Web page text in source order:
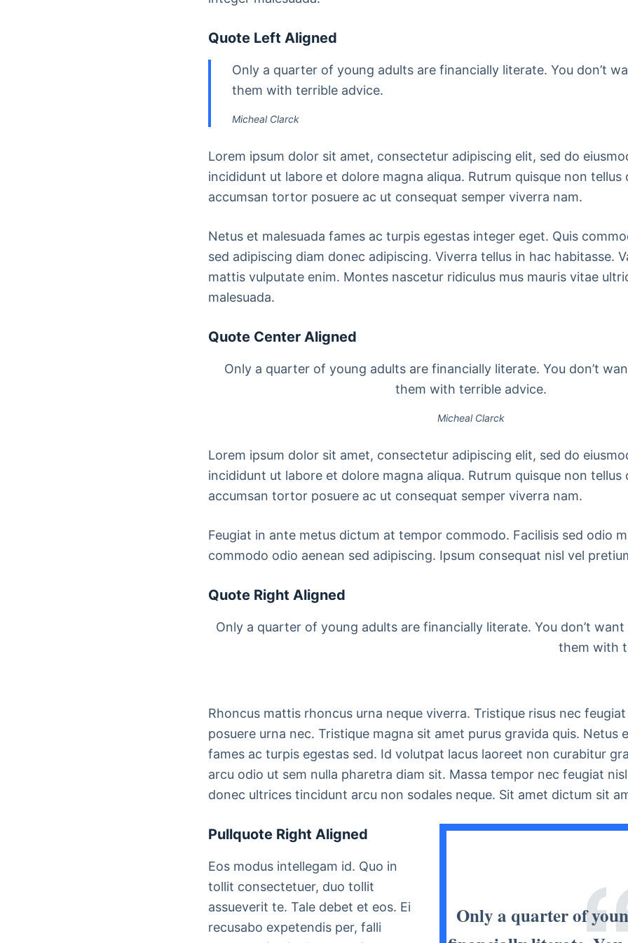
Quote Left Aligned
Only a quarter of young adults are financially literate. You don’t
them with terrible advice.
Micheal Clarck
Lorem ipsum dolor sit amet, consectetur adipiscing elit, sed do
incididunt ut labore et dolore magna aliqua. Rutrum quisque non tellus
accumsan tortor posuere ac ut consequat semper viverra nam.
Netus et malesuada fames ac turpis egestas integer eget. Quis
sed adipiscing diam donec adipiscing. Viverra tellus in hac habitasse.
mattis vulputate enim. Montes nascetur ridiculus mus mauris vitae
malesuada.
Quote Center Aligned
Only a quarter of young adults are financially literate. You don’t
them with terrible advice.
Micheal Clarck
Lorem ipsum dolor sit amet, consectetur adipiscing elit, sed do
incididunt ut labore et dolore magna aliqua. Rutrum quisque non tellus
accumsan tortor posuere ac ut consequat semper viverra nam.
Feugiat in ante metus dictum at tempor commodo. Facilisis sed odio
commodo odio aenean sed adipiscing. Ipsum consequat nisl vel
Quote Right Aligned
Only a quarter of young adults are financially literate. You don’t
them with
Rhoncus mattis rhoncus urna neque viverra. Tristique risus nec
posuere urna nec. Tristique magna sit amet purus gravida quis. Netus
fames ac turpis egestas sed. Id volutpat lacus laoreet non curabitur
arcu odio ut sem nulla pharetra diam sit. Massa tempor nec feugiat
donec ultrices tincidunt arcu non sodales neque. Sit amet dictum sit
Only a quarter of
Pullquote Right Aligned
Eos modus intellegam id. Quo in
tollit consectetuer, duo tollit
assueverit te. Tale debet et eos. Ei
recusabo expetendis per, falli